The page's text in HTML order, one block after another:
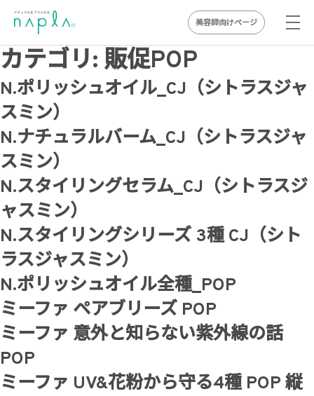
Skip
to
content
美容師向けページ
カテゴリ: 販促POP
N.ポリッシュオイル_CJ（シトラスジャ
スミン）
N.ナチュラルバーム_CJ（シトラスジャ
スミン）
N.スタイリングセラム_CJ（シトラスジ
ャスミン）
N.スタイリングシリーズ 3種 CJ（シト
ラスジャスミン）
N.ポリッシュオイル全種_POP
ミーファ ペアブリーズ POP
ミーファ 意外と知らない紫外線の話
POP
ミーファ UV&花粉から守る4種 POP 縦